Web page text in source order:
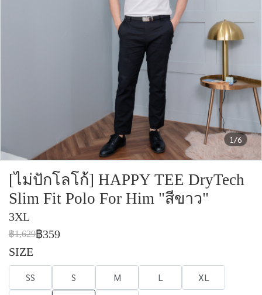
1/6
[ไม่ปักโลโก้] HAPPY TEE DryTech
Slim Fit Polo For Him "สีขาว"
3XL
฿1,629฿359
SIZE
SS S M L
XL